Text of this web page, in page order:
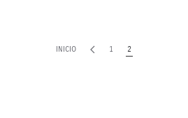
INICIO 1 2